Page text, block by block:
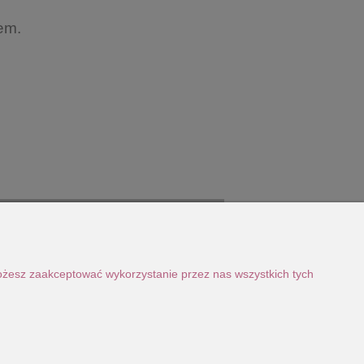
zaakceptować wykorzystanie przez nas wszystkich tych